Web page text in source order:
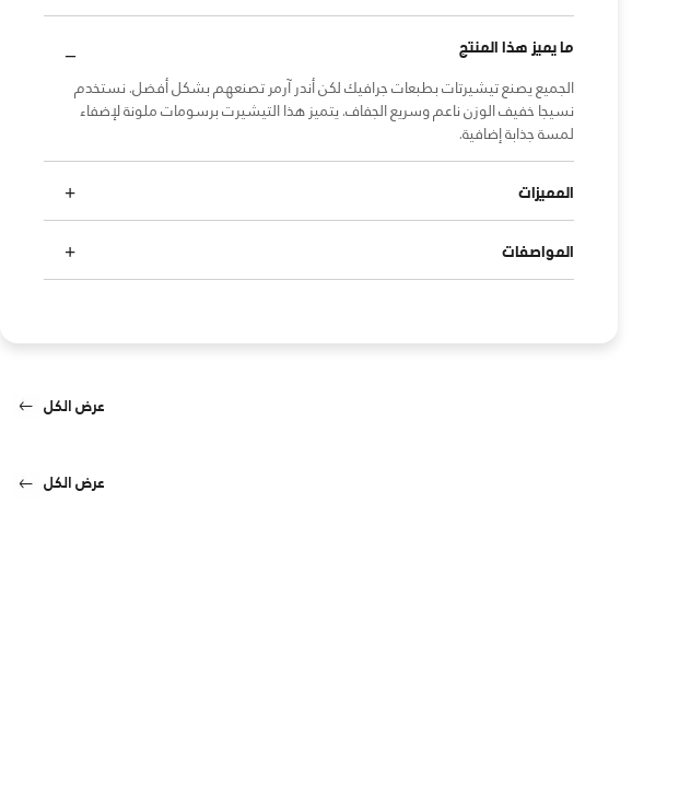
ما يميز هذا المنتج
الجميع يصنع تيشيرتات بطبعات جرافيك لكن أندر آرمر تصنعهم بشكل أفضل. نستخدم
نسيجا خفيف الوزن ناعم وسريع الجفاف. يتميز هذا التيشيرت برسومات ملونة لإضفاء
لمسة جذابة إضافية.
المميزات
المواصفات
عرض الكل
عرض الكل